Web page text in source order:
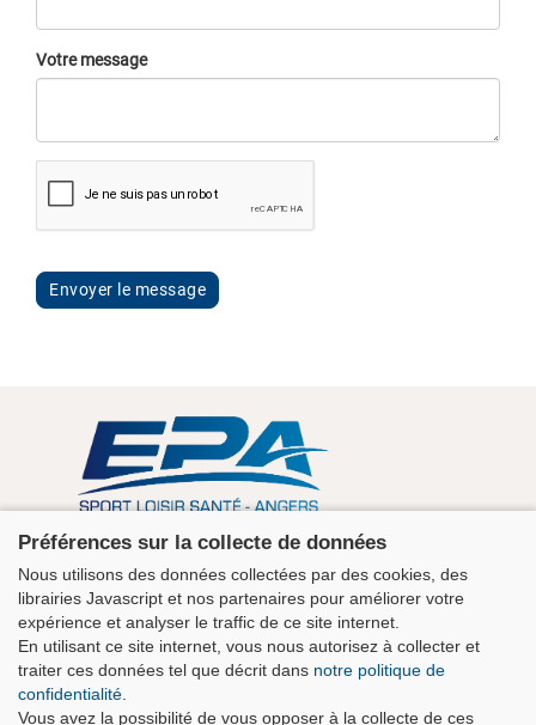
Votre message
Envoyer le message
+33 2 41 43 06 63
contact@clubepa.fr
Préférences sur la collecte de données
Nous utilisons des données collectées par des cookies, des
librairies Javascript et nos partenaires pour améliorer votre
expérience et analyser le traffic de ce site internet.
En utilisant ce site internet, vous nous autorisez à collecter et
traiter ces données tel que décrit dans notre politique de
confidentialité
Vous avez la possibilité de vous opposer à la collecte de ces